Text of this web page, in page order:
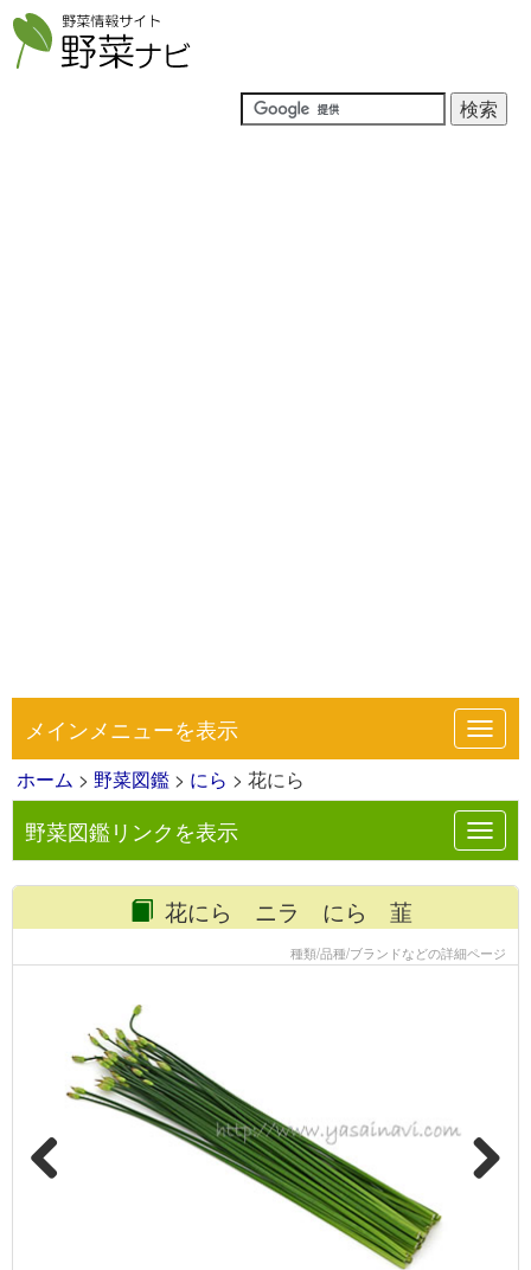
メインメニューを表示
ホーム > 野菜図鑑 > にら > 花にら
野菜図鑑リンクを表示
花にら ニラ にら 韮
種類/品種/ブランドなどの詳細ページ